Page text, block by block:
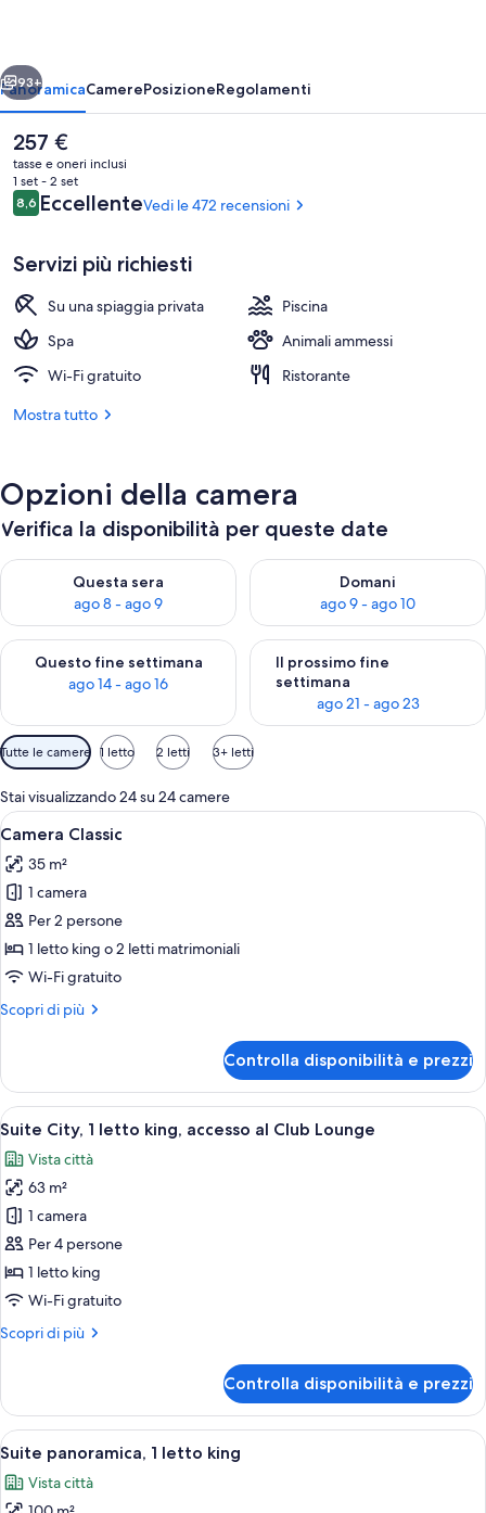
Duplex Suite | Bagno | Articoli per
Avanti
93+
PanoramicaCamerePosizioneRegolamenti
Il
prezzo
attuale
è
257 €
257 €
tasse e oneri inclusi
1 set - 2 set
Recensioni
8,68,6 su 10
EccellenteVedi le 472 recensioni
Servizi più richiesti
Su una spiaggia privata
Piscina
Spa
Animali ammessi
Wi-Fi gratuito
Ristorante
Mostra tutto
Opzioni della camera
Verifica la disponibilità per queste date
Questa sera
ago 8 - ago 9
Verifica la disponibilità per questa sera, ago 8 - ago 9
Domani
ago 9 - ago 10
Verifica la disponibilità per
Questo fine settimana
ago 14 - ago 16
Verifica la disponibilità per questo fine settimana, ago 14 -
Il prossimo fine
settimana
ago 21 - ago 23
Verifica la disponibilità per il
Filtri
disponibili
per
le
camere
Tutte le camere 1 letto 2 letti 3+ letti
Stai visualizzando 24 su 24 camere
Apri
tutte
le
foto
per
Camera
Classic
Camera d'albergo con due letti, una
2
Camera Classic
35 m²
1 camera
Per 2 persone
1 letto king o 2 letti matrimoniali
Wi-Fi gratuito
Scopri di più
Altri
Classic
Controlla disponibilità e prezzi
Apri
tutte
le
foto
per
Suite
City,
1
king,
Club
Lounge
Una sala conferenze moderna con
3
Suite City, 1 letto king, accesso al Club Lounge
Vista città
63 m²
1 camera
Per 4 persone
1 letto king
Wi-Fi gratuito
Scopri di più
Altri
City,
letto
accesso
al
Controlla disponibilità e prezzi
Apri
tutte
le
Camera d'albergo moderna con
6
Suite panoramica, 1 letto king
Vista città